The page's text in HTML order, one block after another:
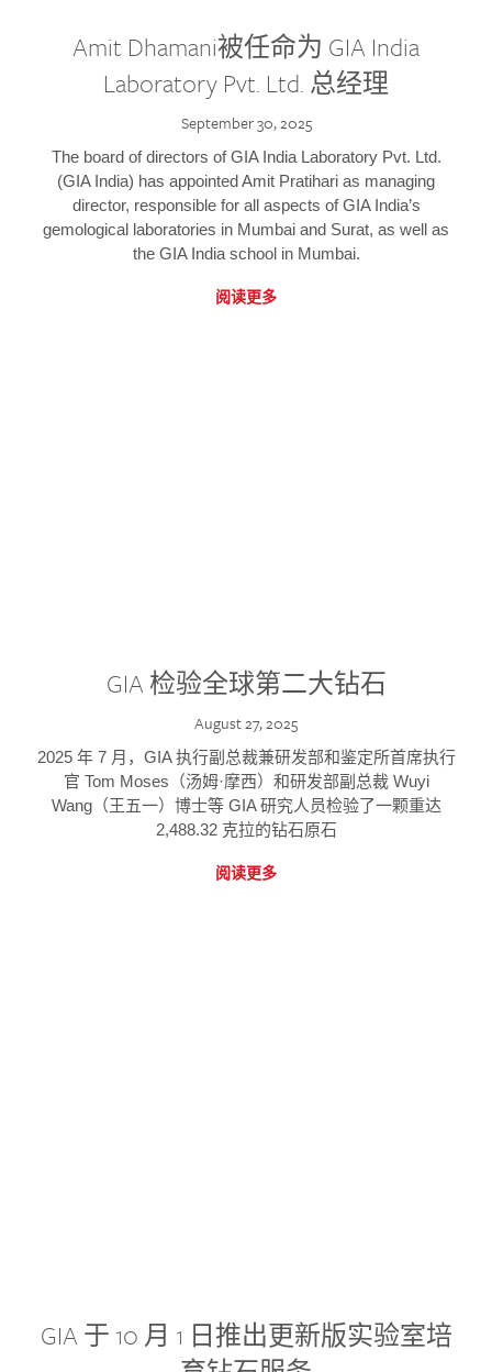
Amit Dhamani被任命为 GIA India
Laboratory Pvt. Ltd. 总经理
September 30, 2025
The board of directors of GIA India Laboratory Pvt. Ltd.
(GIA India) has appointed Amit Pratihari as managing
director, responsible for all aspects of GIA India’s
gemological laboratories in Mumbai and Surat, as well as
the GIA India school in Mumbai.
阅读更多
GIA 检验全球第二大钻石
August 27, 2025
2025 年 7 月，GIA 执行副总裁兼研发部和鉴定所首席执行
官 Tom Moses（汤姆·摩西）和研发部副总裁 Wuyi
Wang（王五一）博士等 GIA 研究人员检验了一颗重达
2,488.32 克拉的钻石原石
阅读更多
GIA 于 10 月 1 日推出更新版实验室培